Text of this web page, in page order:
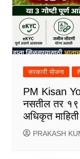
सरकारी योजना
PM Kisan
नसतील तर १९
अधिकृत
PRAKASH